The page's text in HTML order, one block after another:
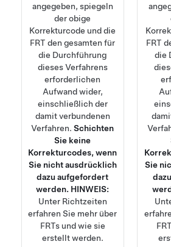
angegeben, spiegeln
der obige
Korrekturcode und die
FRT den gesamten für
die Durchführung
dieses Verfahrens
erforderlichen
Aufwand wider,
einschließlich der
damit verbundenen
Verfahren.Schichten
Sie keine
Korrekturcodes, wenn
Sie nicht ausdrücklich
dazu aufgefordert
werden. HINWEIS:
Unter Richtzeiten
erfahren Sie mehr über
FRTs und wie sie
erstellt werden.
FRT
die
Sie